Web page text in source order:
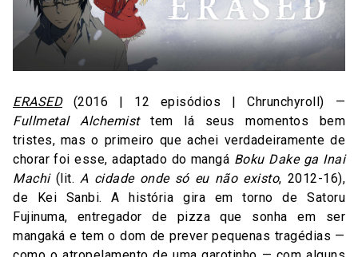
ERASED(2016 | 12 episódios | Chrunchyroll) —
Fullmetal Alchemisttem lá seus momentos bem
tristes, mas o primeiro que achei verdadeiramente de
chorar foi esse, adaptado do mangá Boku Dake ga Inai
Machi(lit. A cidade onde só eu não existo, 2012-16),
de Kei Sanbi. A história gira em torno de Satoru
Fujinuma, entregador de pizza que sonha em ser
mangaká e tem o dom de prever pequenas tragédias —